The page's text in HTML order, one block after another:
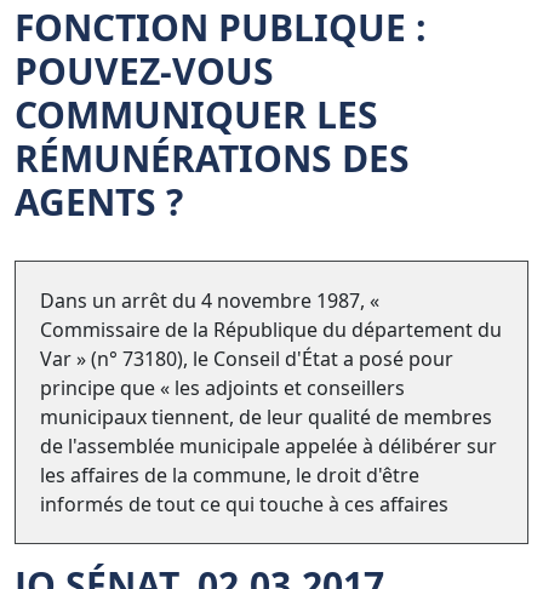
FONCTION PUBLIQUE :
POUVEZ-VOUS
COMMUNIQUER LES
RÉMUNÉRATIONS DES
AGENTS ?
Dans un arrêt du 4 novembre 1987, «
Commissaire de la République du département du
Var » (n° 73180), le Conseil d'État a posé pour
principe que « les adjoints et conseillers
municipaux tiennent, de leur qualité de membres
de l'assemblée municipale appelée à délibérer sur
les affaires de la commune, le droit d'être
informés de tout ce qui touche à ces affaires